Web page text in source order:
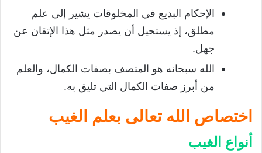
الإحكام البديع في المخلوقات يشير إلى علم
مطلق، إذ يستحيل أن يصدر مثل هذا الإتقان عن
جهل.
الله سبحانه هو المتصف بصفات الكمال، والعلم
من أبرز صفات الكمال التي تليق به.
اختصاص الله تعالى بعلم الغيب
أنواع الغيب